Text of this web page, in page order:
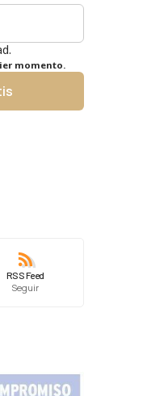
momento.
RSS Feed
Seguir